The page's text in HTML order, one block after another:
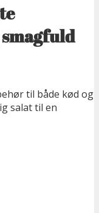
til både kød og
salat til en